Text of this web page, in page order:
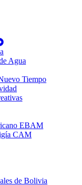
Agua
Tiempo
EBAM
CAM
de Bolivia